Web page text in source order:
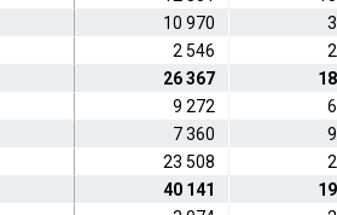
10 970
2 546
26 367
9 272
7 360
23 508
40 141